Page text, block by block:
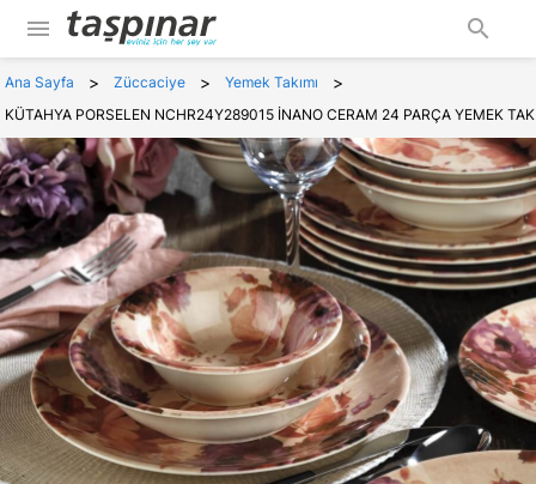
menu search
Ana Sayfa > Züccaciye > Yemek Takımı >
KÜTAHYA PORSELEN NCHR24Y289015 İNANO CERAM 24 PARÇA YEMEK